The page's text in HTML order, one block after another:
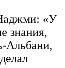
«У
знания,
Альбани,